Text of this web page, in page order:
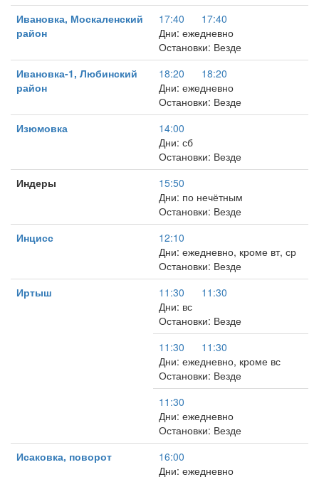
Ивановка, Москаленский
район
17:40
17:40
Дни: ежедневно
Остановки: Везде
Ивановка-1, Любинский
район
18:20
18:20
Дни: ежедневно
Остановки: Везде
Изюмовка
14:00
Дни: сб
Остановки: Везде
Индеры
15:50
Дни: по нечётным
Остановки: Везде
Инцисс
12:10
Дни: ежедневно, кроме вт, ср
Остановки: Везде
Иртыш
11:30
11:30
Дни: вс
Остановки: Везде
11:30
11:30
Дни: ежедневно, кроме вс
Остановки: Везде
11:30
Дни: ежедневно
Остановки: Везде
Исаковка, поворот
16:00
Дни: ежедневно